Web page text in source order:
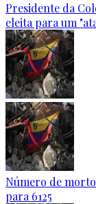
Presidente da
eleita para um
Número de
para 6125